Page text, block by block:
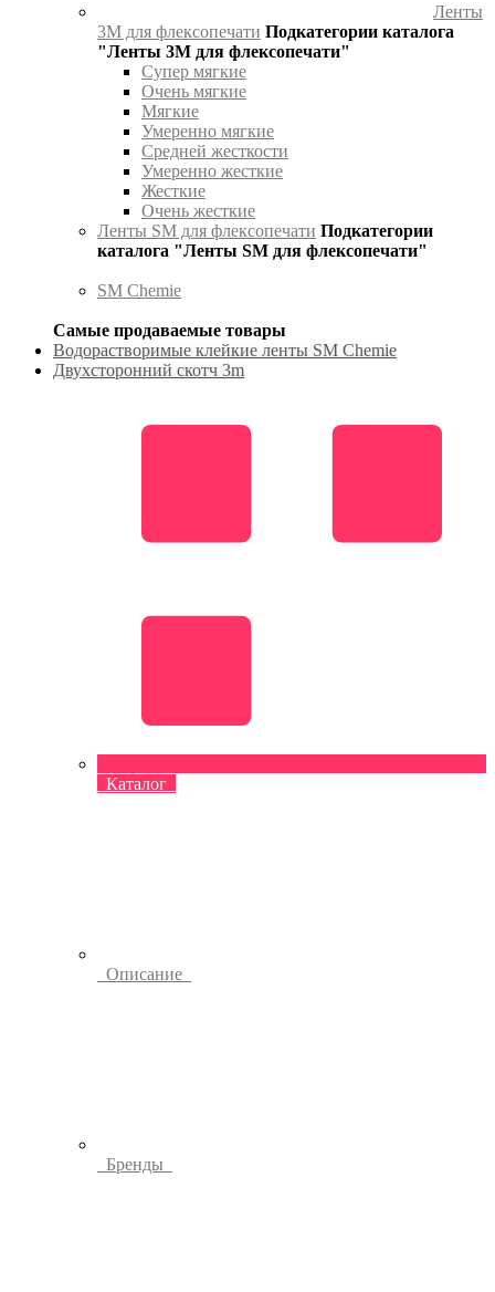
Ленты
3М для флексопечати Подкатегории каталога
"Ленты 3М для флексопечати"
Супер мягкие
Очень мягкие
Мягкие
Умеренно мягкие
Средней жесткости
Умеренно жесткие
Жесткие
Очень жесткие
Ленты SM для флексопечати Подкатегории
каталога "Ленты SM для флексопечати"
SM Chemie
Самые продаваемые товары
Водорастворимые клейкие ленты SM Chemie
Двухсторонний скотч 3m
Каталог
Описание
Бренды